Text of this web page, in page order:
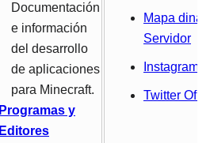
Documentación
e información
del desarrollo
de aplicaciones
para Minecraft.
Programas y
Editores
Mapa
Servidor
Instagram
Twitter